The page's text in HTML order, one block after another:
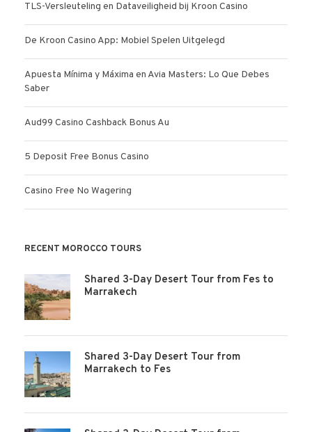
TLS-Versleuteling en Dataveiligheid bij Kroon Casino
De Kroon Casino App: Mobiel Spelen Uitgelegd
Apuesta Mínima y Máxima en Avia Masters: Lo Que Debes
Saber
Aud99 Casino Cashback Bonus Au
5 Deposit Free Bonus Casino
Casino Free No Wagering
RECENT MOROCCO TOURS
Shared 3-Day Desert Tour from Fes to
Marrakech
Shared 3-Day Desert Tour from
Marrakech to Fes